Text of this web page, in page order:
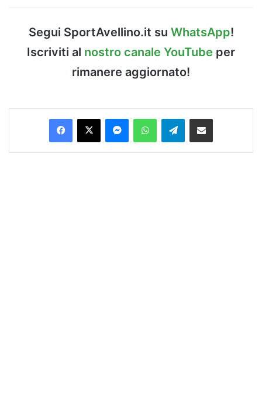
Segui SportAvellino.it su WhatsApp!
Iscriviti al nostro canale YouTube per
rimanere aggiornato!
Facebook
X MessengerWhatsAppTelegramCondividi via Email